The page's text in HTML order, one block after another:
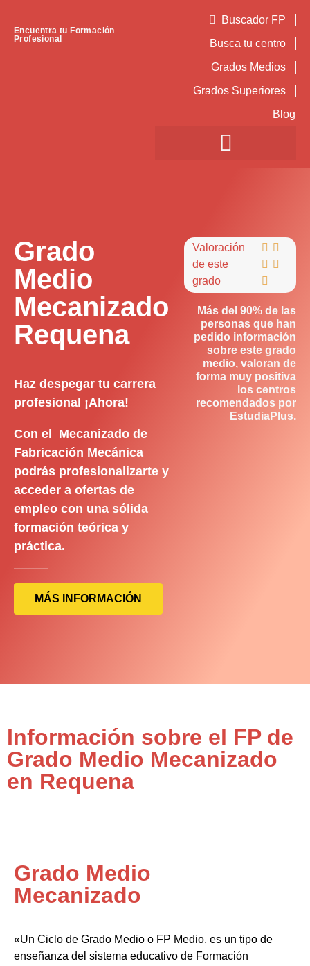
Encuentra tu Formación
Profesional
Buscador FP
Busca tu centro
Grados Medios
Grados Superiores
Blog
Grado
Medio
Mecanizado
Requena
Haz despegar tu carrera
profesional ¡Ahora!
Con el Mecanizado de
Fabricación Mecánica
podrás profesionalizarte y
acceder a ofertas de
empleo con una sólida
formación teórica y
práctica.
MÁS INFORMACIÓN
Valoración
de este
grado
 
 

Más del 90% de las
personas que han
pedido información
sobre este grado
medio, valoran de
forma muy positiva
los centros
recomendados por
EstudiaPlus.
Información sobre el FP de
Grado Medio Mecanizado
en Requena
Grado Medio
Mecanizado
«Un Ciclo de Grado Medio o FP Medio, es un tipo de
enseñanza del sistema educativo de Formación